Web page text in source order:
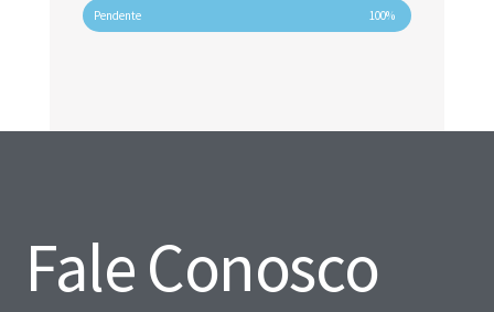
Pendente 100%
Fale Conosco